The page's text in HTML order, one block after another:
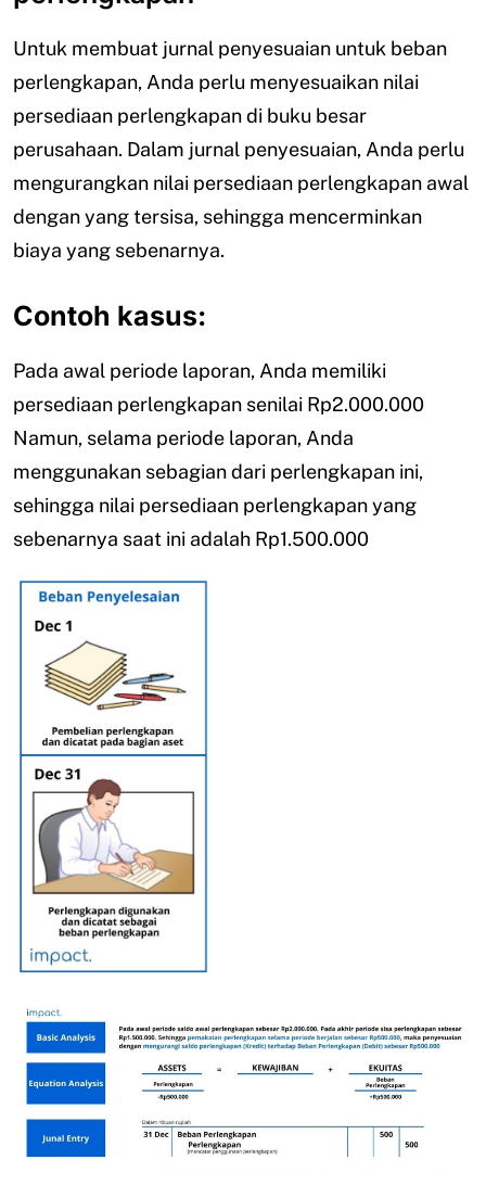
Untuk membuat jurnal penyesuaian untuk beban
perlengkapan, Anda perlu menyesuaikan nilai
persediaan perlengkapan di buku besar
perusahaan. Dalam jurnal penyesuaian, Anda perlu
mengurangkan nilai persediaan perlengkapan awal
dengan yang tersisa, sehingga mencerminkan
biaya yang sebenarnya.
Contoh kasus:
Pada awal periode laporan, Anda memiliki
persediaan perlengkapan senilai Rp2.000.000
Namun, selama periode laporan, Anda
menggunakan sebagian dari perlengkapan ini,
sehingga nilai persediaan perlengkapan yang
sebenarnya saat ini adalah Rp1.500.000